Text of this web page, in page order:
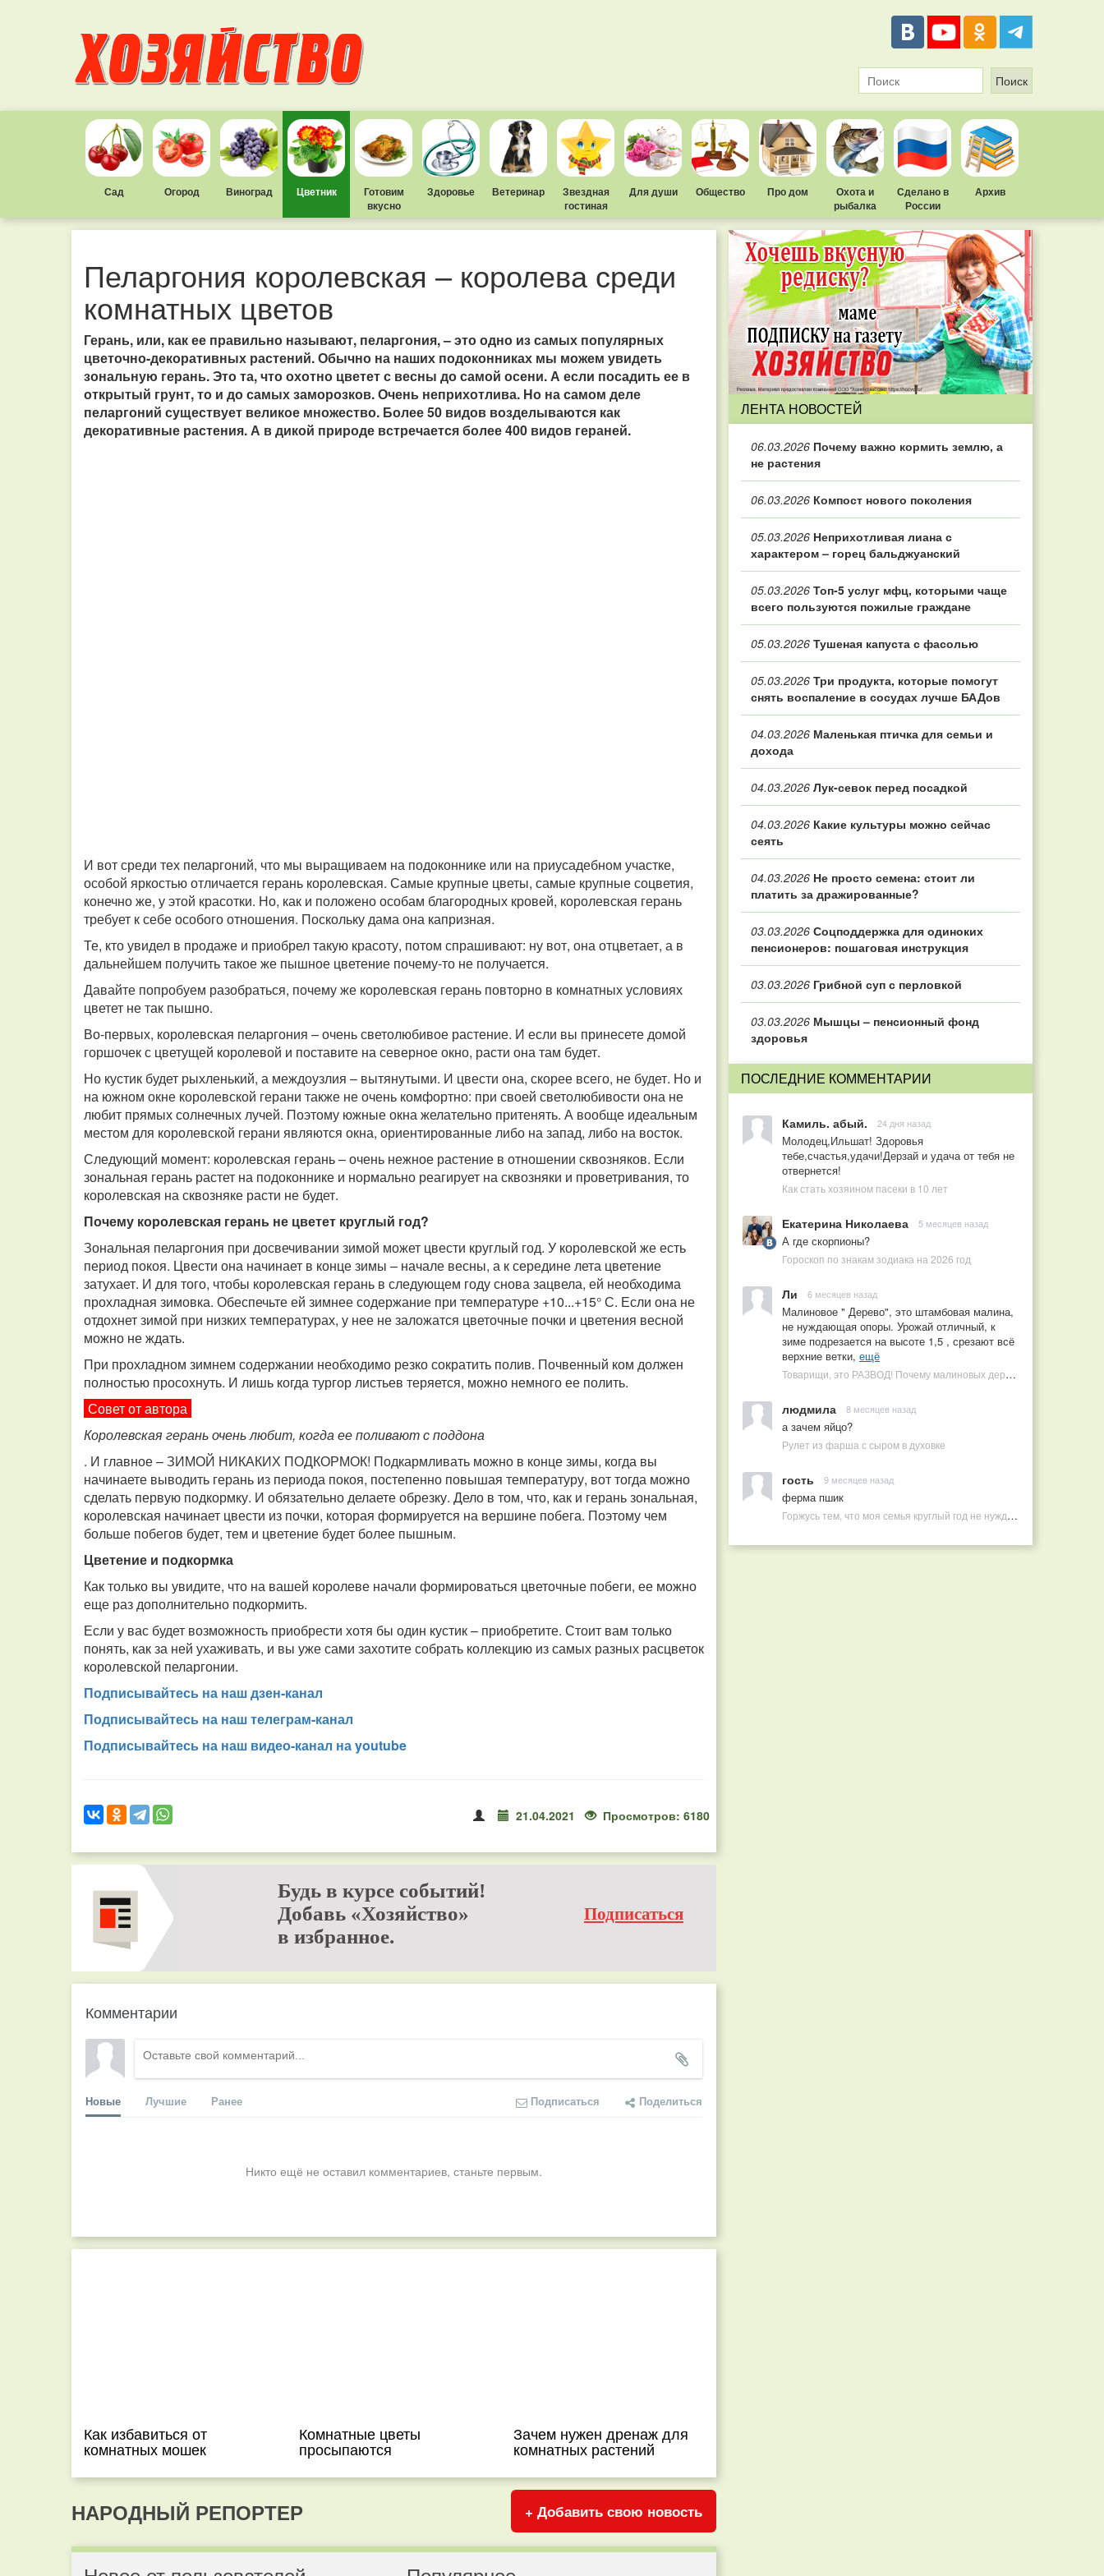
Сад Огород Виноград Цветник
Готовим
вкусно
Здоровье Ветеринар
Звездная
гостиная
Для души Общество Про дом
Охота и
рыбалка
Сделано в
России
Архив
Пеларгония королевская – королева среди
комнатных цветов
Герань, или, как ее правильно называют, пеларгония, – это одно из самых популярных
цветочно-декоративных растений. Обычно на наших подоконниках мы можем увидеть
зональную герань. Это та, что охотно цветет с весны до самой осени. А если посадить ее в
открытый грунт, то и до самых заморозков. Очень неприхотлива. Но на самом деле
пеларгоний существует великое множество. Более 50 видов возделываются как
декоративные растения. А в дикой природе встречается более 400 видов гераней.
И вот среди тех пеларгоний, что мы выращиваем на подоконнике или на приусадебном участке,
особой яркостью отличается герань королевская. Самые крупные цветы, самые крупные соцветия,
конечно же, у этой красотки. Но, как и положено особам благородных кровей, королевская герань
требует к себе особого отношения. Поскольку дама она капризная.
Те, кто увидел в продаже и приобрел такую красоту, потом спрашивают: ну вот, она отцветает, а в
дальнейшем получить такое же пышное цветение почему-то не получается.
Давайте попробуем разобраться, почему же королевская герань повторно в комнатных условиях
цветет не так пышно.
Во-первых, королевская пеларгония – очень светолюбивое растение. И если вы принесете домой
горшочек с цветущей королевой и поставите на северное окно, расти она там будет.
Но кустик будет рыхленький, а междоузлия – вытянутыми. И цвести она, скорее всего, не будет. Но и
на южном окне королевской герани также не очень комфортно: при своей светолюбивости она не
любит прямых солнечных лучей. Поэтому южные окна желательно притенять. А вообще идеальным
местом для королевской герани являются окна, ориентированные либо на запад, либо на восток.
Следующий момент: королевская герань – очень нежное растение в отношении сквозняков. Если
зональная герань растет на подоконнике и нормально реагирует на сквозняки и проветривания, то
королевская на сквозняке расти не будет.
Почему королевская герань не цветет круглый год?
Зональная пеларгония при досвечивании зимой может цвести круглый год. У королевской же есть
период покоя. Цвести она начинает в конце зимы – начале весны, а к середине лета цветение
затухает. И для того, чтобы королевская герань в следующем году снова зацвела, ей необходима
прохладная зимовка. Обеспечьте ей зимнее содержание при температуре +10...+15° С. Если она не
отдохнет зимой при низких температурах, у нее не заложатся цветочные почки и цветения весной
можно не ждать.
При прохладном зимнем содержании необходимо резко сократить полив. Почвенный ком должен
полностью просохнуть. И лишь когда тургор листьев теряется, можно немного ее полить.
Совет от автора
Королевская герань очень любит, когда ее поливают с поддона
. И главное – ЗИМОЙ НИКАКИХ ПОДКОРМОК! Подкармливать можно в конце зимы, когда вы
начинаете выводить герань из периода покоя, постепенно повышая температуру, вот тогда можно
сделать первую подкормку. И обязательно делаете обрезку. Дело в том, что, как и герань зональная,
королевская начинает цвести из почки, которая формируется на вершине побега. Поэтому чем
больше побегов будет, тем и цветение будет более пышным.
Цветение и подкормка
Как только вы увидите, что на вашей королеве начали формироваться цветочные побеги, ее можно
еще раз дополнительно подкормить.
Если у вас будет возможность приобрести хотя бы один кустик – приобретите. Стоит вам только
понять, как за ней ухаживать, и вы уже сами захотите собрать коллекцию из самых разных расцветок
королевской пеларгонии.
Подписывайтесь на наш дзен-канал
Подписывайтесь на наш телеграм-канал
Подписывайтесь на наш видео-канал на youtube
21.04.2021 Просмотров: 6180
Будь в курсе событий!
Добавь «Хозяйство»
в избранное.
Подписаться
Комментарии
Новые Лучшие Ранее Подписаться Поделиться
Никто ещё не оставил комментариев, станьте первым.
Как избавиться от
комнатных мошек
Комнатные цветы
просыпаются
Зачем нужен дренаж для
комнатных растений
НАРОДНЫЙ РЕПОРТЕР + Добавить свою новость
ЛЕНТА НОВОСТЕЙ
06.03.2026 Почему важно кормить землю, а
не растения
06.03.2026 Компост нового поколения
05.03.2026 Неприхотливая лиана с
характером – горец бальджуанский
05.03.2026 Топ‑5 услуг мфц, которыми чаще
всего пользуются пожилые граждане
05.03.2026 Тушеная капуста с фасолью
05.03.2026 Три продукта, которые помогут
снять воспаление в сосудах лучше БАДов
04.03.2026 Маленькая птичка для семьи и
дохода
04.03.2026 Лук-севок перед посадкой
04.03.2026 Какие культуры можно сейчас
сеять
04.03.2026 Не просто семена: стоит ли
платить за дражированные?
03.03.2026 Соцподдержка для одиноких
пенсионеров: пошаговая инструкция
03.03.2026 Грибной суп с перловкой
03.03.2026 Мышцы – пенсионный фонд
здоровья
ПОСЛЕДНИЕ КОММЕНТАРИИ
Камиль. абый. 24 дня назад
Молодец,Ильшат! Здоровья
тебе,счастья,удачи!Дерзай и удача от тебя не
отвернется!
Как стать хозяином пасеки в 10 лет
Екатерина Николаева 5 месяцев назад
А где скорпионы?
Гороскоп по знакам зодиака на 2026 год
Ли 6 месяцев назад
Малиновое " Дерево", это штамбовая малина,
не нуждающая опоры. Урожай отличный, к
зиме подрезается на высоте 1,5 , срезают всё
верхние ветки, ещё
Товарищи, это РАЗВОД! Почему малиновых деревьев не бывает, или Как ушлые продавцы наживаются на мечтах садоводов
людмила 8 месяцев назад
а зачем яйцо?
Рулет из фарша с сыром в духовке
гость 9 месяцев назад
ферма пшик
Горжусь тем, что моя семья круглый год не нуждается в покупных витаминах